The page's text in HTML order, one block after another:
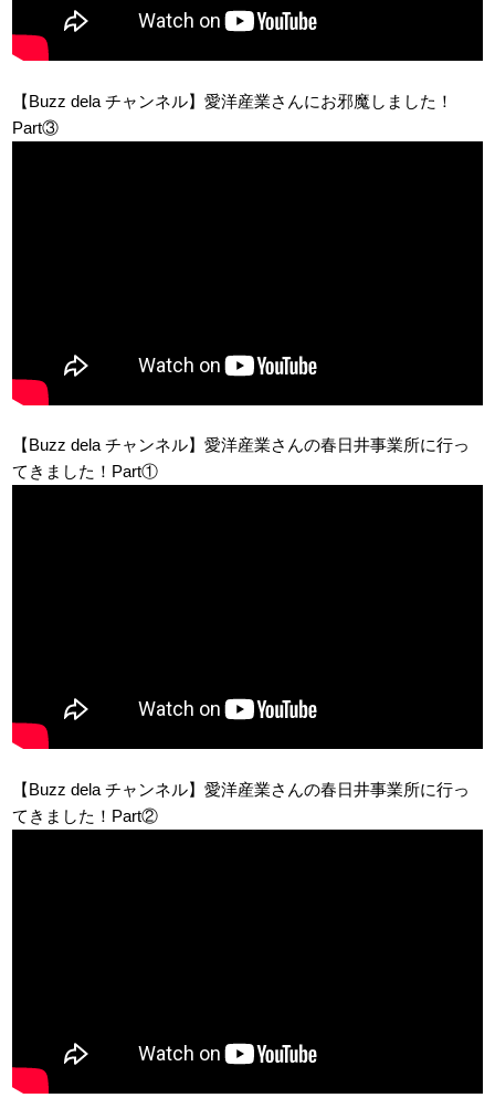
【Buzz dela チャンネル】愛洋産業さんにお邪魔しました！
Part③
【Buzz dela チャンネル】愛洋産業さんの春日井事業所に行っ
てきました！Part①
【Buzz dela チャンネル】愛洋産業さんの春日井事業所に行っ
てきました！Part②